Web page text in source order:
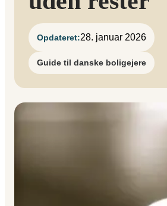
Opdateret:28. januar 2026
Guide til danske boligejere